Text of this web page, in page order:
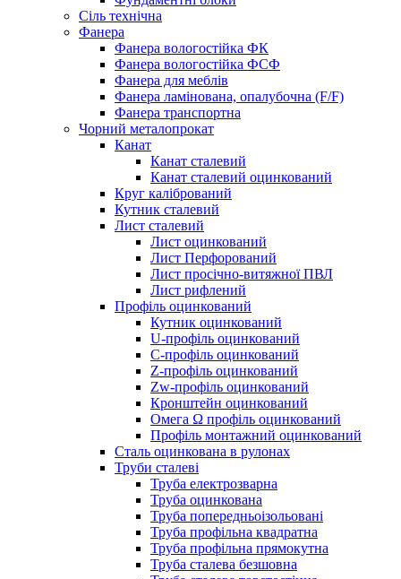
Сіль технічна
Фанера
Фанера вологостійка ФК
Фанера вологостійка ФСФ
Фанера для меблів
Фанера ламінована, опалубочна (F/F)
Фанера транспортна
Чорний металопрокат
Канат
Канат сталевий
Канат сталевий оцинкований
Круг калібрований
Кутник сталевий
Лист сталевий
Лист оцинкований
Лист Перфорований
Лист просічно-витяжної ПВЛ
Лист рифлений
Профіль оцинкований
Кутник оцинкований
U-профіль оцинкований
С-профіль оцинкований
Z-профіль оцинкований
Zw-профіль оцинкований
Кронштейн оцинкований
Омега Ω профіль оцинкований
Профіль монтажний оцинкований
Сталь оцинкована в рулонах
Труби сталеві
Труба електрозварна
Труба оцинкована
Труба попередньоізольовані
Труба профільна квадратна
Труба профільна прямокутна
Труба сталева безшовна